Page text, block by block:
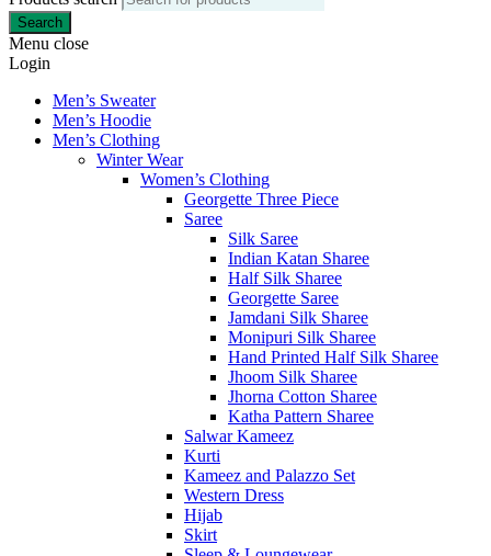
Search
Menu close
Login
Men’s Sweater
Men’s Hoodie
Men’s Clothing
Winter Wear
Women’s Clothing
Georgette Three Piece
Saree
Silk Saree
Indian Katan Sharee
Half Silk Sharee
Georgette Saree
Jamdani Silk Sharee
Monipuri Silk Sharee
Hand Printed Half Silk Sharee
Jhoom Silk Sharee
Jhorna Cotton Sharee
Katha Pattern Sharee
Salwar Kameez
Kurti
Kameez and Palazzo Set
Western Dress
Hijab
Skirt